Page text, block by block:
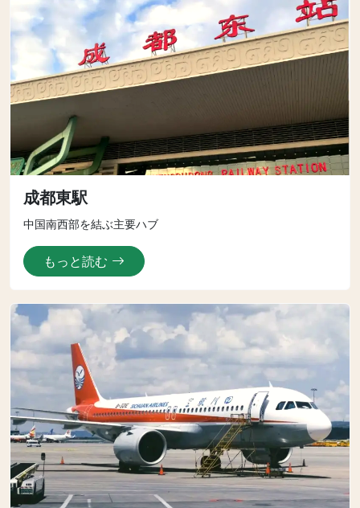
成都東駅
中国南西部を結ぶ主要ハブ
もっと読む